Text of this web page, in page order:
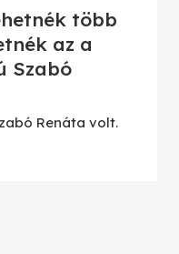
több
az a
Szabó
Renáta volt.